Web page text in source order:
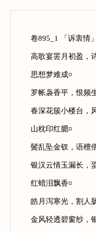
卷八百
卷895_1 「诉衷情
高歌宴罢月初盈，诗
思想梦难成¤
罗帐袅香平，恨频生
春深花簇小楼台，风
山枕印红腮¤
鬓乱坠金钗，语檀偎
银汉云情玉漏长，蛩
红蜡泪飘香¤
皓月泻寒光，割人肠
金风轻透碧窗纱，银